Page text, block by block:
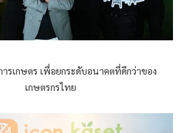
รเกษตร เพื่อยกระดับอนาคตที่ดีกว่าของ
เกษตรกรไทย